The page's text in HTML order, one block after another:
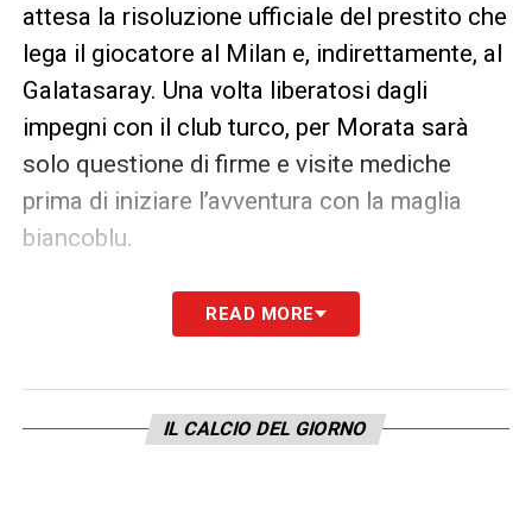
attesa la risoluzione ufficiale del prestito che
lega il giocatore al Milan e, indirettamente, al
Galatasaray. Una volta liberatosi dagli
impegni con il club turco, per Morata sarà
solo questione di firme e visite mediche
prima di iniziare l’avventura con la maglia
biancoblu.
Il Como, allenato dal giovane Cesc
– ex centrocampista di Arsenal, Barcellona e
lancio in Serie A –sta costruendo una rosa
competitiva per affermarsi come
READ MORE
IL CALCIO DEL GIORNO